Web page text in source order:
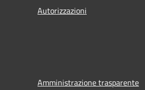
Autorizzazioni
Amministrazione trasparente